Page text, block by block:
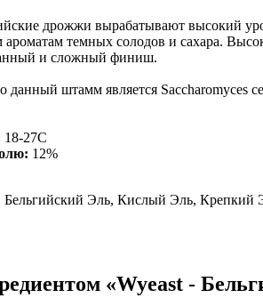
дрожжи вырабатывают высокий
темных солодов и сахара.
и сложный финиш.
данный штамм является Saccharomyces
18-27C
12%
Бельгийский Эль, Кислый Эль, Крепкий
«Wyeast -